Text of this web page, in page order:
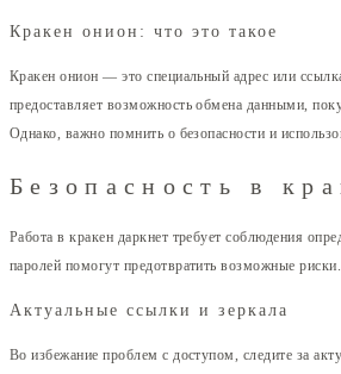
Кракен онион: что это такое
Кракен онион — это специальный адрес или
предоставляет возможность обмена данными,
Однако, важно помнить о безопасности и
Безопасность в
Работа в кракен даркнет требует соблюдения
паролей помогут предотвратить возможные риски.
Актуальные ссылки и зеркала
Во избежание проблем с доступом, следите за